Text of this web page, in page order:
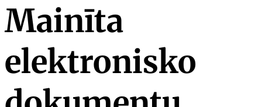
Mainīta
elektronisko